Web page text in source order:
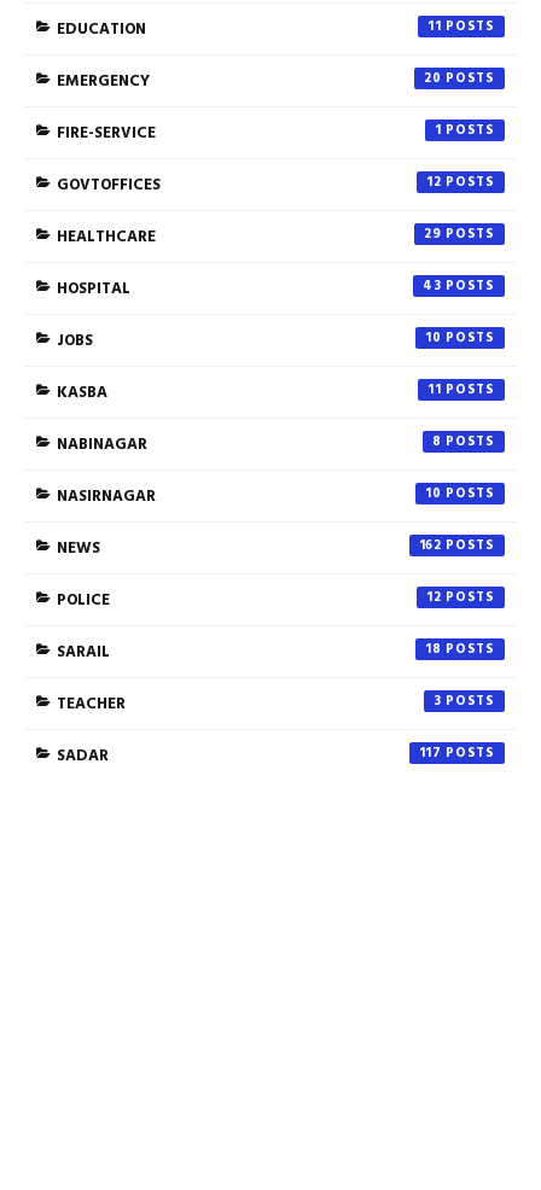
EDUCATION 11
EMERGENCY 20
FIRE-SERVICE 1
GOVTOFFICES 12
HEALTHCARE 29
HOSPITAL 43
JOBS 10
KASBA 11
NABINAGAR 8
NASIRNAGAR 10
NEWS 162
POLICE 12
SARAIL 18
TEACHER 3
SADAR 117